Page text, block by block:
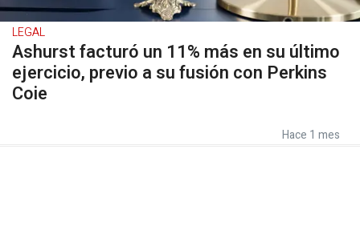
LEGAL
Ashurst facturó un 11% más en su último
ejercicio, previo a su fusión con Perkins
Coie
Hace 1 mes